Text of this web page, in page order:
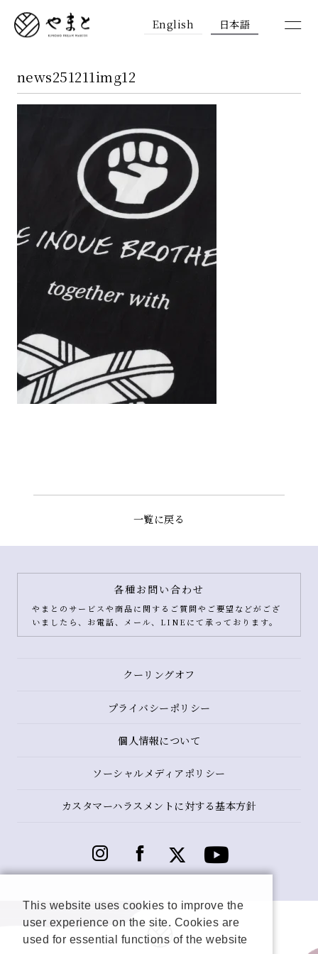
English 日本語
news251211img12
一覧に戻る
各種お問い合わせ
やまとのサービスや商品に関するご質問やご要望などがござ
いましたら、お電話、メール、LINEにて承っております。
クーリングオフ
プライバシーポリシー
個人情報について
ソーシャルメディアポリシー
カスタマーハラスメントに対する基本方針
This website uses cookies to improve the
user experience on the site. Cookies are
used for essential functions of the website